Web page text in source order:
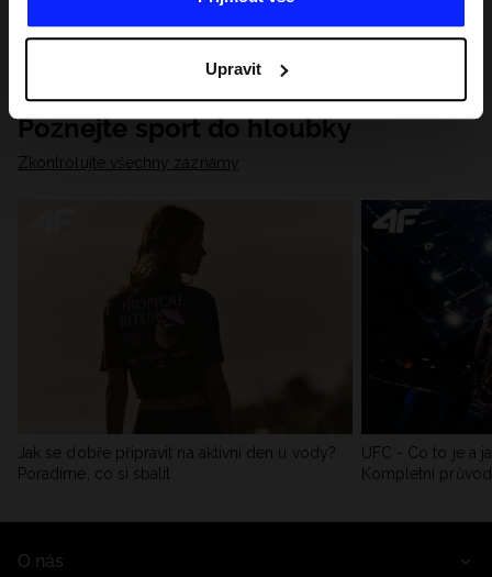
Upravit
Poznejte sport do hloubky
Zkontrolujte všechny záznamy
Jak se dobře připravit na aktivní den u vody?
Poradíme, co si sbalit
UFC - Co to je a
Kompletní
O nás